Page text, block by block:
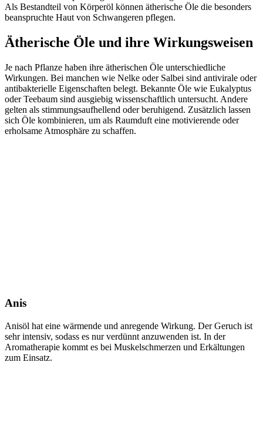
Als Bestandteil von Körperöl können ätherische Öle die besonders
beanspruchte Haut von Schwangeren pflegen.
Ätherische Öle und ihre Wirkungsweisen
Je nach Pflanze haben ihre ätherischen Öle unterschiedliche
Wirkungen. Bei manchen wie Nelke oder Salbei sind antivirale oder
antibakterielle Eigenschaften belegt. Bekannte Öle wie Eukalyptus
oder Teebaum sind ausgiebig wissenschaftlich untersucht. Andere
gelten als stimmungsaufhellend oder beruhigend. Zusätzlich lassen
sich Öle kombinieren, um als Raumduft eine motivierende oder
erholsame Atmosphäre zu schaffen.
Anis
Anisöl hat eine wärmende und anregende Wirkung. Der Geruch ist
sehr intensiv, sodass es nur verdünnt anzuwenden ist. In der
Aromatherapie kommt es bei Muskelschmerzen und Erkältungen
zum Einsatz.